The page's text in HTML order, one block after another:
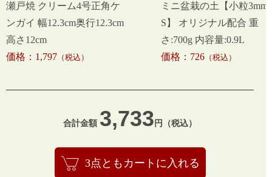
瀬戸焼 クリーム4号正角ケ
ンガイ 幅12.3cm奥行12.3cm
高さ12cm
価格：1,797 （税込）
ミニ盆栽の土【小粒3mm-
S】 オリジナル配合 重
さ:700g 内容量:0.9L
価格：726 （税込）
合計金額 3,733 円（税込）
3点ともカートに入れる